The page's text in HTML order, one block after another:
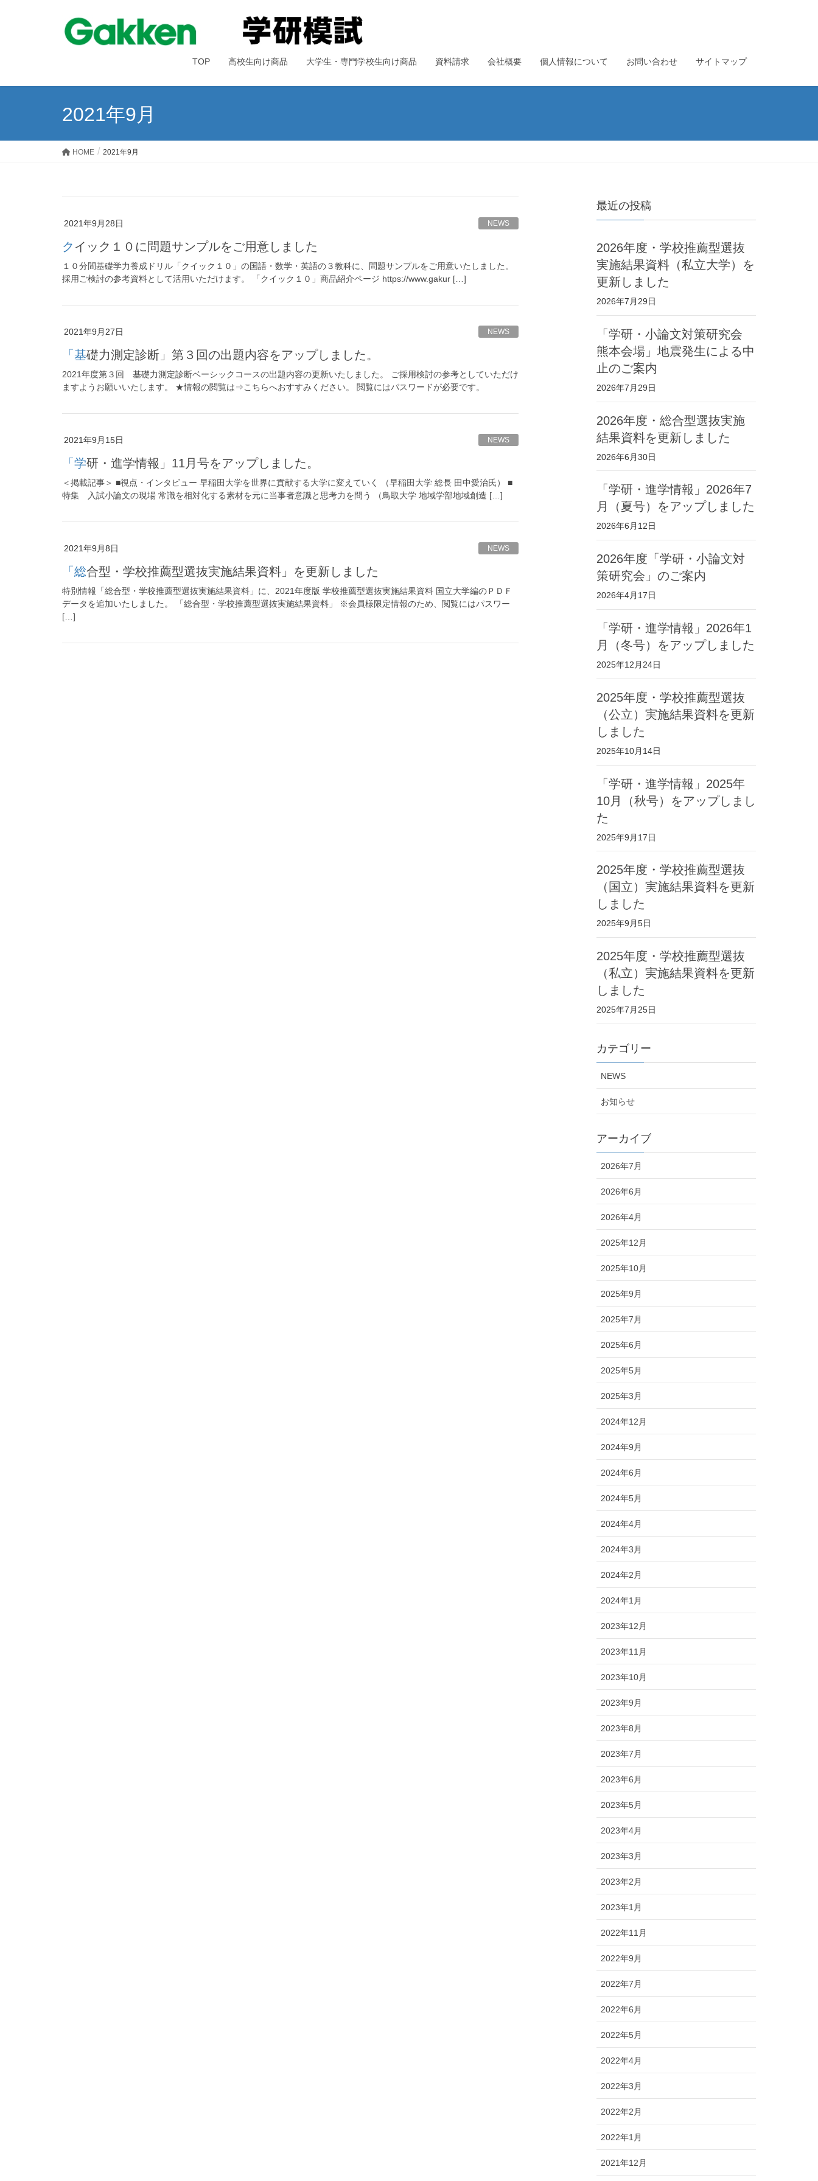
TOP 高校生向け商品 大学生・専門学校生向け商品 資料請求 会社概要 個人情報について お問い合わせ サイトマップ
2021年9月
HOME 2021年9月
2021年9月28日 NEWS
クイック１０に問題サンプルをご用意しました
１０分間基礎学力養成ドリル「クイック１０」の国語・数学・英語の３教科に、問題サンプルをご用意いたしました。
採用ご検討の参考資料として活用いただけます。 「クイック１０」商品紹介ページ https://www.gakur […]
2021年9月27日 NEWS
「基礎力測定診断」第３回の出題内容をアップしました。
2021年度第３回 基礎力測定診断ベーシックコースの出題内容の更新いたしました。 ご採用検討の参考としていただけ
ますようお願いいたします。 ★情報の閲覧は⇒こちらへおすすみください。 閲覧にはパスワードが必要です。
2021年9月15日 NEWS
「学研・進学情報」11月号をアップしました。
＜掲載記事＞ ■視点・インタビュー 早稲田大学を世界に貢献する大学に変えていく （早稲田大学 総長 田中愛治氏） ■
特集 入試小論文の現場 常識を相対化する素材を元に当事者意識と思考力を問う （鳥取大学 地域学部地域創造 […]
2021年9月8日 NEWS
「総合型・学校推薦型選抜実施結果資料」を更新しました
特別情報「総合型・学校推薦型選抜実施結果資料」に、2021年度版 学校推薦型選抜実施結果資料 国立大学編のＰＤＦ
データを追加いたしました。 「総合型・学校推薦型選抜実施結果資料」 ※会員様限定情報のため、閲覧にはパスワー
[…]
最近の投稿
2026年度・学校推薦型選抜
実施結果資料（私立大学）を
更新しました
2026年7月29日
「学研・小論文対策研究会
熊本会場」地震発生による中
止のご案内
2026年7月29日
2026年度・総合型選抜実施
結果資料を更新しました
2026年6月30日
「学研・進学情報」2026年7
月（夏号）をアップしました
2026年6月12日
2026年度「学研・小論文対
策研究会」のご案内
2026年4月17日
「学研・進学情報」2026年1
月（冬号）をアップしました
2025年12月24日
2025年度・学校推薦型選抜
（公立）実施結果資料を更新
しました
2025年10月14日
「学研・進学情報」2025年
10月（秋号）をアップしまし
た
2025年9月17日
2025年度・学校推薦型選抜
（国立）実施結果資料を更新
しました
2025年9月5日
2025年度・学校推薦型選抜
（私立）実施結果資料を更新
しました
2025年7月25日
カテゴリー
NEWS
お知らせ
アーカイブ
2026年7月
2026年6月
2026年4月
2025年12月
2025年10月
2025年9月
2025年7月
2025年6月
2025年5月
2025年3月
2024年12月
2024年9月
2024年6月
2024年5月
2024年4月
2024年3月
2024年2月
2024年1月
2023年12月
2023年11月
2023年10月
2023年9月
2023年8月
2023年7月
2023年6月
2023年5月
2023年4月
2023年3月
2023年2月
2023年1月
2022年11月
2022年9月
2022年7月
2022年6月
2022年5月
2022年4月
2022年3月
2022年2月
2022年1月
2021年12月